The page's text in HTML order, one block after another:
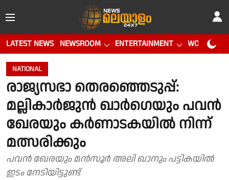
LATEST NEWS NEWSROOM ENTERTAINMENT WORLD CUP
NATIONAL
രാജ്യസഭാ തെരഞ്ഞെടുപ്പ്:
മല്ലികാർജുൻ ഖാർഗെയും പവൻ
ഖേരയും കർണാടകയിൽ നിന്ന്
മത്സരിക്കും
പവൻ ഖേരയും മൻസൂർ അലി ഖാനും പട്ടികയിൽ
ഇടം നേടിയിട്ടുണ്ട്